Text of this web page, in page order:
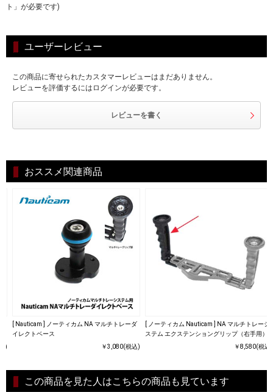
ト」が必要です)
ユーザーレビュー
この商品に寄せられたカスタマーレビューはまだありません。
レビューを評価するにはログインが必要です。
レビューを書く
おススメ関連商品
)
[ Nauticam ] ノーティカム NA マルチトレーダ
イレクトベース
￥3,080(税込)
[ ノーティカム Nauticam ] NA マルチトレーシ
ステム エクステンショングリップ（右手用）
￥8,580(税込)
この商品を見た人はこちらの商品も見ています